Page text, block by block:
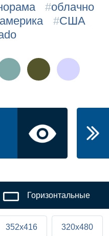
#облачно
америка #США
Горизонтальные
352x416 320x480